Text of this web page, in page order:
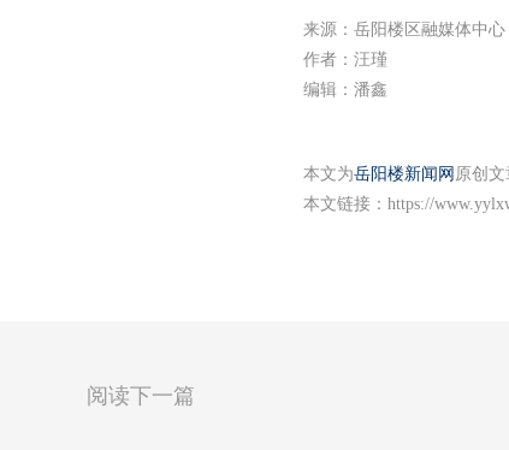
来源：岳阳楼区融媒体中心
作者：汪瑾
编辑：潘鑫
本文为岳阳楼新闻网 原创
本文链接： https://
阅读下一篇